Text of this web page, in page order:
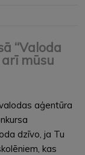
“Valoda
mūsu
aģentūra
dzīvo, ja Tu
kas